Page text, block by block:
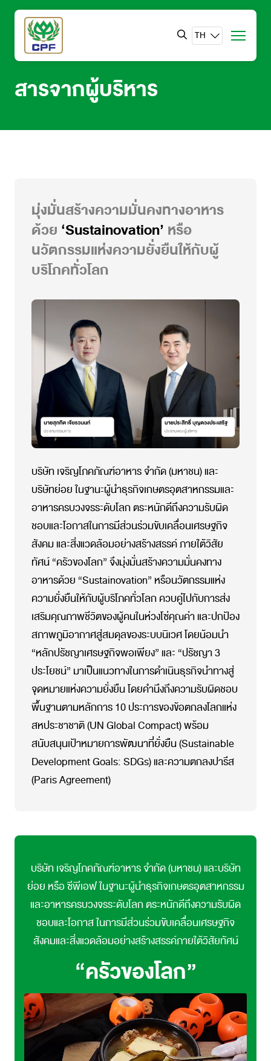
TH
สารจากผู้บริหาร
มุ่งมั่นสร้างความมั่นคงทางอาหาร
ด้วย ‘Sustainovation’ หรือ
นวัตกรรมแห่งความยั่งยืนให้กับผู้
บริโภคทั่วโลก
บริษัท เจริญโภคภัณฑ์อาหาร จำกัด (มหาชน) และ
บริษัทย่อย ในฐานะผู้นำธุรกิจเกษตรอุตสาหกรรมและ
อาหารครบวงจรระดับโลก ตระหนักดีถึงความรับผิด
ชอบและโอกาสในการมีส่วนร่วมขับเคลื่อนเศรษฐกิจ
สังคม และสิ่งแวดล้อมอย่างสร้างสรรค์ ภายใต้วิสัย
ทัศน์ “ครัวของโลก” จึงมุ่งมั่นสร้างความมั่นคงทาง
อาหารด้วย “Sustainovation” หรือนวัตกรรมแห่ง
ความยั่งยืนให้กับผู้บริโภคทั่วโลก ควบคู่ไปกับการส่ง
เสริมคุณภาพชีวิตของผู้คนในห่วงโซ่คุณค่า และปกป้อง
สภาพภูมิอากาศสู่สมดุลของระบบนิเวศ โดยน้อมนำ
“หลักปรัชญาเศรษฐกิจพอเพียง” และ “ปรัชญา 3
ประโยชน์” มาเป็นแนวทางในการดำเนินธุรกิจนำทางสู่
จุดหมายแห่งความยั่งยืน โดยคำนึงถึงความรับผิดชอบ
พื้นฐานตามหลักการ 10 ประการของข้อตกลงโลกแห่ง
สหประชาชาติ (UN Global Compact) พร้อม
สนับสนุนเป้าหมายการพัฒนาที่ยั่งยืน (Sustainable
Development Goals: SDGs) และความตกลงปารีส
(Paris Agreement)
บริษัท เจริญโภคภัณฑ์อาหาร จำกัด (มหาชน) และบริษัท
ย่อย หรือ ซีพีเอฟ ในฐานะผู้นำธุรกิจเกษตรอุตสาหกรรม
และอาหารครบวงจรระดับโลก ตระหนักดีถึงความรับผิด
ชอบและโอกาส ในการมีส่วนร่วมขับเคลื่อนเศรษฐกิจ
สังคมและสิ่งแวดล้อมอย่างสร้างสรรค์ภายใต้วิสัยทัศน์
“ครัวของโลก”